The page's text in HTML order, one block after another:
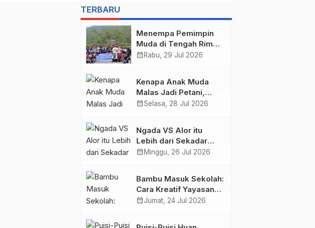
TERBARU
Menempa Pemimpin
Muda di Tengah Rimba
Wolobobo
calendar_month Rabu, 29 Jul 2026
Kenapa Anak Muda
Malas Jadi Petani,
Padahal Peluang Dunia
calendar_monthSelasa, 28 Jul 2026
Ngada VS Alor itu
Lebih dari Sekadar
Tiga Poin, Ini Urusan
calendar_month Minggu, 26 Jul 2026
Bambu Masuk Sekolah:
Cara Kreatif Yayasan
Bambu Lingkungan
calendar_monthJumat, 24 Jul 2026